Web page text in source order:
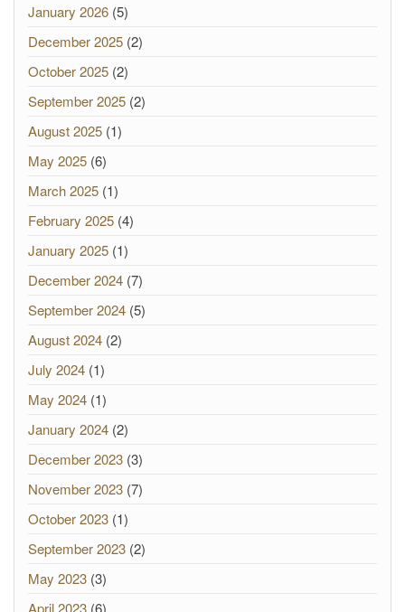
January 2026 (5)
December 2025 (2)
October 2025 (2)
September 2025 (2)
August 2025 (1)
May 2025 (6)
March 2025 (1)
February 2025 (4)
January 2025 (1)
December 2024 (7)
September 2024 (5)
August 2024 (2)
July 2024 (1)
May 2024 (1)
January 2024 (2)
December 2023 (3)
November 2023 (7)
October 2023 (1)
September 2023 (2)
May 2023 (3)
April 2023 (6)